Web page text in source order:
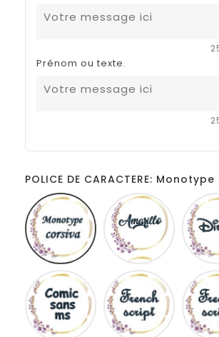
Prénom ou texte.
POLICE DE CARACTERE:
Monotype
corsiva
Amarillo
Comic
sans
ms
French
script